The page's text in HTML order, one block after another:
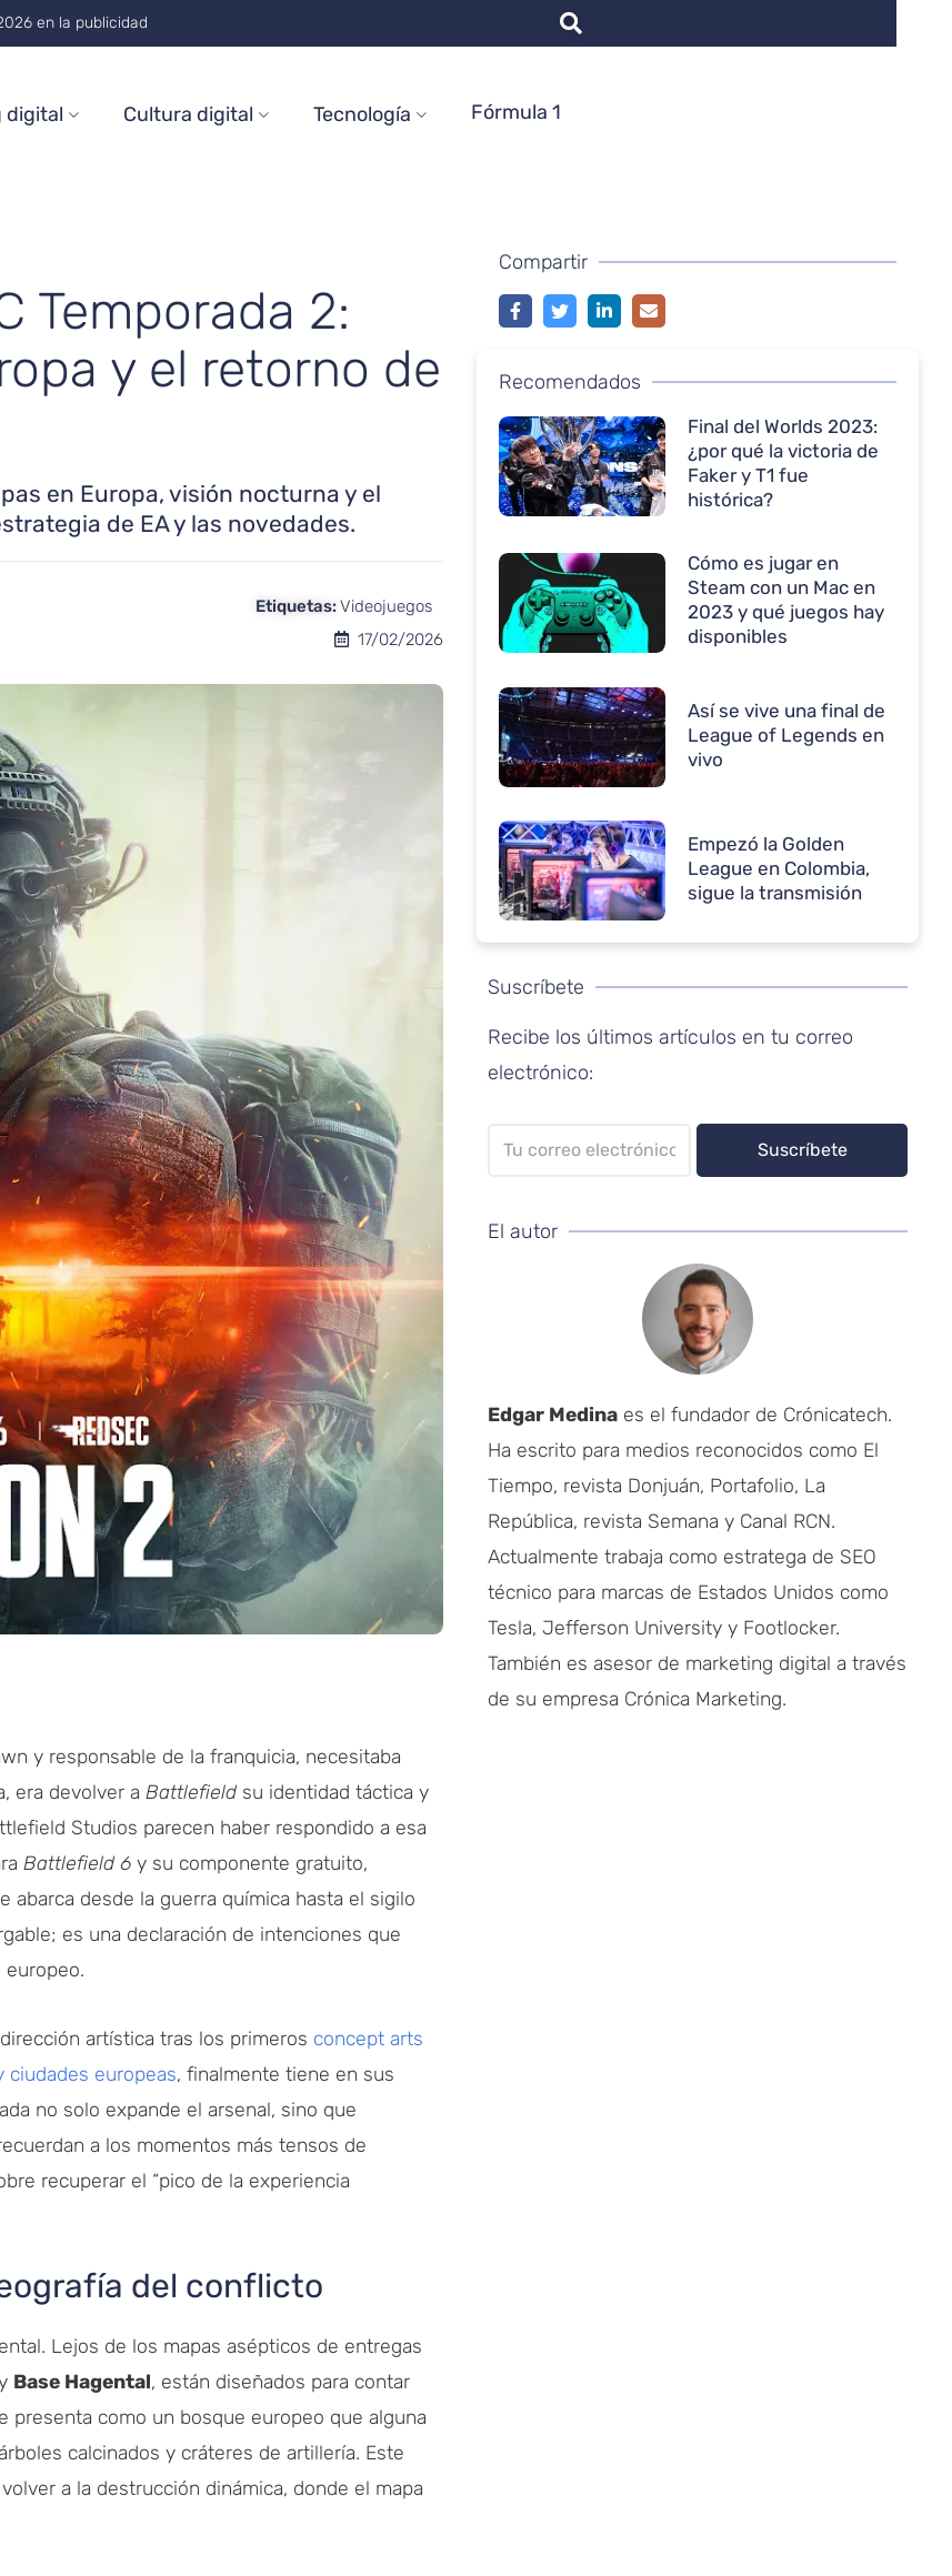
Through 2026
digital Cultura digital Tecnología Fórmula 1
Temporada 2:
y el retorno de
en Europa, visión nocturna y el
de EA y las novedades.
Etiquetas:Videojuegos
17/02/2026
y responsable de la franquicia, necesitaba
era devolver a Battlefield su identidad táctica y
Studios parecen haber respondido a esa
Battlefield 6 y su componente gratuito,
abarca desde la guerra química hasta el sigilo
es una declaración de intenciones que
europeo.
artística tras los primeros concept arts
ciudades europeas, finalmente tiene en sus
no solo expande el arsenal, sino que
a los momentos más tensos de
recuperar el “pico de la experiencia
del conflicto
Lejos de los mapas asépticos de entregas
Base Hagental, están diseñados para contar
presenta como un bosque europeo que alguna
calcinados y cráteres de artillería. Este
a la destrucción dinámica, donde el mapa
Compartir
Recomendados
Final del Worlds 2023:
¿por qué la victoria de
Faker y T1 fue
histórica?
Cómo es jugar en
Steam con un Mac en
2023 y qué juegos hay
disponibles
Así se vive una final de
League of Legends en
vivo
Empezó la Golden
League en Colombia,
sigue la transmisión
Suscríbete
Recibe los últimos artículos en tu correo
electrónico:
El autor
Edgar Medinaes el fundador de Crónicatech.
Ha escrito para medios reconocidos como El
Tiempo, revista Donjuán, Portafolio, La
República, revista Semana y Canal RCN.
Actualmente trabaja como estratega de SEO
técnico para marcas de Estados Unidos como
Tesla, Jefferson University y Footlocker.
También es asesor de marketing digital a través
de su empresa Crónica Marketing.